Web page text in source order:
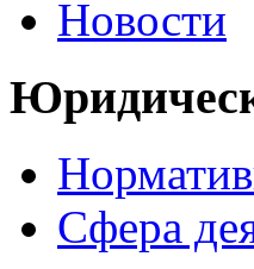
Новости
Сфера